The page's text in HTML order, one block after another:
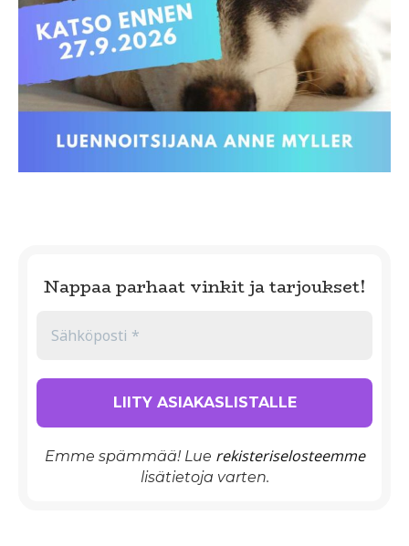
Nappaa parhaat vinkit ja tarjoukset!
Emme spämmää! Lue rekisteriselosteemme
lisätietoja varten.